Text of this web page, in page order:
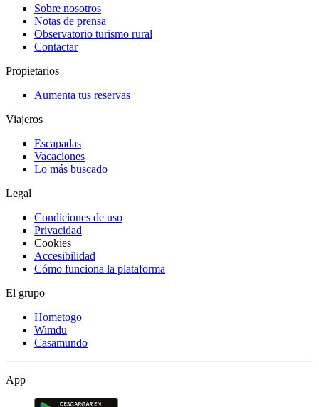
Sobre nosotros
Notas de prensa
Observatorio turismo rural
Contactar
Propietarios
Aumenta tus reservas
Viajeros
Escapadas
Vacaciones
Lo más buscado
Legal
Condiciones de uso
Privacidad
Cookies
Accesibilidad
Cómo funciona la plataforma
El grupo
Hometogo
Wimdu
Casamundo
App